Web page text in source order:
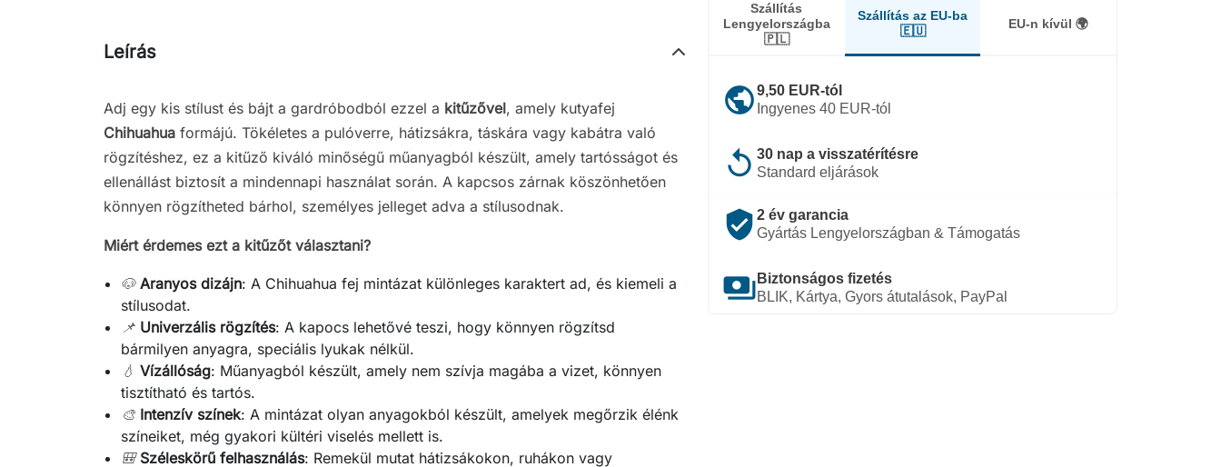
Szállítás
Lengyelországba
🇵🇱
Szállítás az EU-ba
🇪🇺
EU-n kívül 🌍
public9,50 EUR-tól
Ingyenes 40 EUR-tól
replay 30 nap a visszatérítésre
Standard eljárások
verified_user 2 év garancia
Gyártás Lengyelországban & Támogatás
payments Biztonságos fizetés
BLIK, Kártya, Gyors átutalások, PayPal
Leírás
Adj egy kis stílust és bájt a gardróbodból ezzel a kitűzővel, amely kutyafej
Chihuahua formájú. Tökéletes a pulóverre, hátizsákra, táskára vagy kabátra való
rögzítéshez, ez a kitűző kiváló minőségű műanyagból készült, amely tartósságot és
ellenállást biztosít a mindennapi használat során. A kapcsos zárnak köszönhetően
könnyen rögzítheted bárhol, személyes jelleget adva a stílusodnak.
Miért érdemes ezt a kitűzőt választani?
🐶 Aranyos dizájn: A Chihuahua fej mintázat különleges karaktert ad, és kiemeli a
stílusodat.
📌 Univerzális rögzítés: A kapocs lehetővé teszi, hogy könnyen rögzítsd
bármilyen anyagra, speciális lyukak nélkül.
💧 Vízállóság: Műanyagból készült, amely nem szívja magába a vizet, könnyen
tisztítható és tartós.
🎨 Intenzív színek: A mintázat olyan anyagokból készült, amelyek megőrzik élénk
színeiket, még gyakori kültéri viselés mellett is.
🎒 Széleskörű felhasználás: Remekül mutat hátizsákokon, ruhákon vagy